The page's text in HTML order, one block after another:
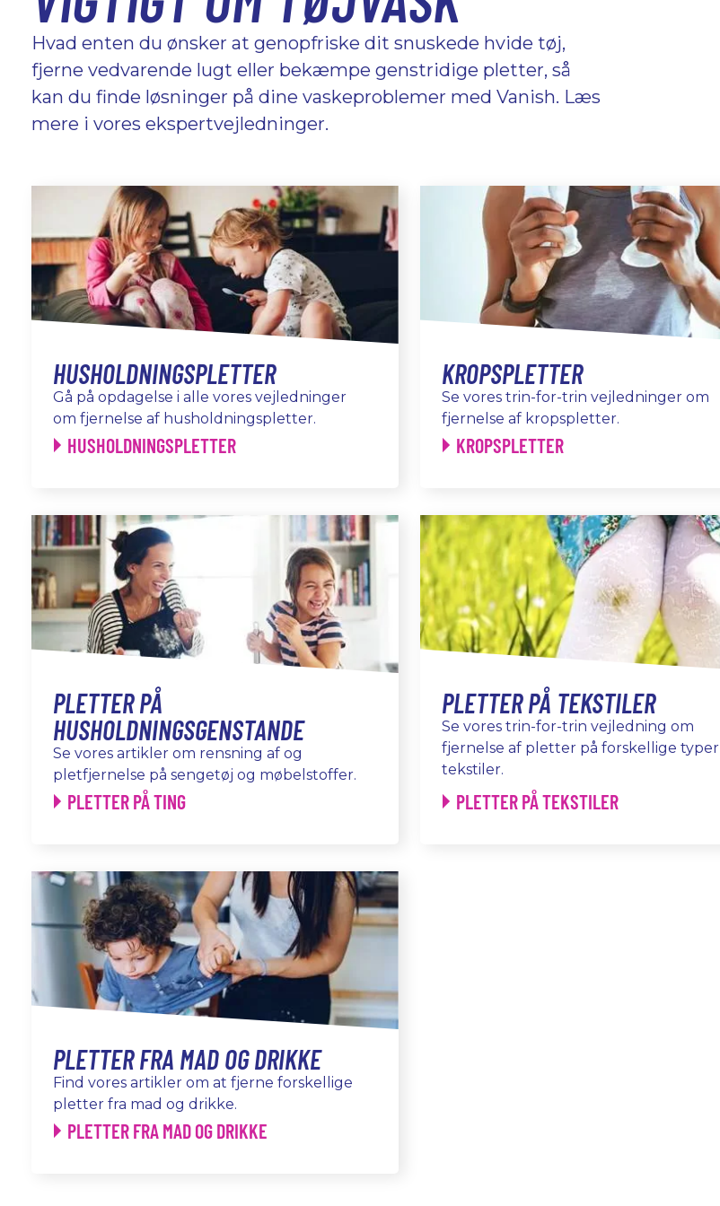
Hvad enten du ønsker at genopfriske dit snuskede hvide tøj,
fjerne vedvarende lugt eller bekæmpe genstridige pletter, så
kan du finde løsninger på dine vaskeproblemer med Vanish. Læs
mere i vores ekspertvejledninger.
HUSHOLDNINGSPLETTER
Gå på opdagelse i alle vores vejledninger
om fjernelse af husholdningspletter.
HUSHOLDNINGSPLETTER
KROPSPLETTER
Se vores trin-for-trin vejledninger om
fjernelse af kropspletter.
KROPSPLETTER
PLETTER PÅ
HUSHOLDNINGSGENSTANDE
Se vores artikler om rensning af og
pletfjernelse på sengetøj og møbelstoffer.
PLETTER PÅ TING
PLETTER PÅ TEKSTILER
Se vores trin-for-trin vejledning om
fjernelse af pletter på forskellige typer
tekstiler.
PLETTER PÅ TEKSTILER
PLETTER FRA MAD OG DRIKKE
Find vores artikler om at fjerne forskellige
pletter fra mad og drikke.
PLETTER FRA MAD OG DRIKKE